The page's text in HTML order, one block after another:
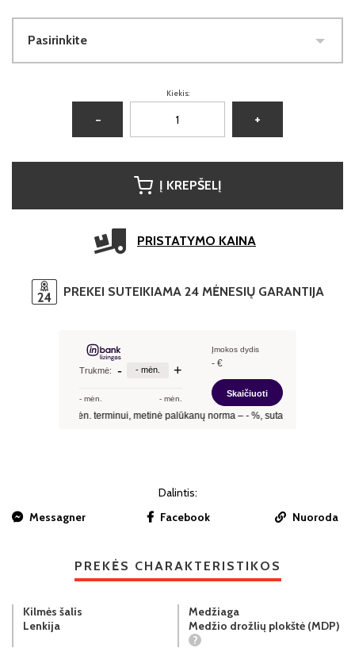
Pasirinkite
Kiekis:
− +
Į KREPŠELĮ
PRISTATYMO KAINA
PREKEI SUTEIKIAMA 24 MĖNESIŲ GARANTIJA
Dalintis:
Messagner
Facebook Nuoroda
PREKĖS CHARAKTERISTIKOS
Kilmės šalis
Lenkija
Medžiaga
Medžio drožlių plokštė (MDP)
?